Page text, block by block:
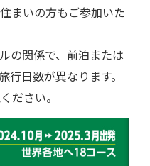
まいの方もご参加いた
の関係で、前泊または
行日数が異なります。
ださい。